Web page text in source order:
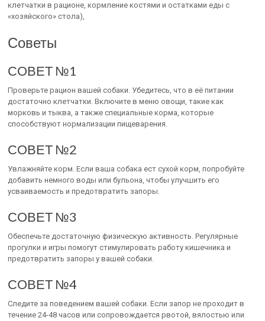
клетчатки в рационе, кормление костями и остатками еды с
«хозяйского» стола),
Советы
СОВЕТ №1
Проверьте рацион вашей собаки. Убедитесь, что в её питании
достаточно клетчатки. Включите в меню овощи, такие как
морковь и тыква, а также специальные корма, которые
способствуют нормализации пищеварения.
СОВЕТ №2
Увлажняйте корм. Если ваша собака ест сухой корм, попробуйте
добавить немного воды или бульона, чтобы улучшить его
усваиваемость и предотвратить запоры.
СОВЕТ №3
Обеспечьте достаточную физическую активность. Регулярные
прогулки и игры помогут стимулировать работу кишечника и
предотвратить запоры у вашей собаки.
СОВЕТ №4
Следите за поведением вашей собаки. Если запор не проходит в
течение 24-48 часов или сопровождается рвотой, вялостью или